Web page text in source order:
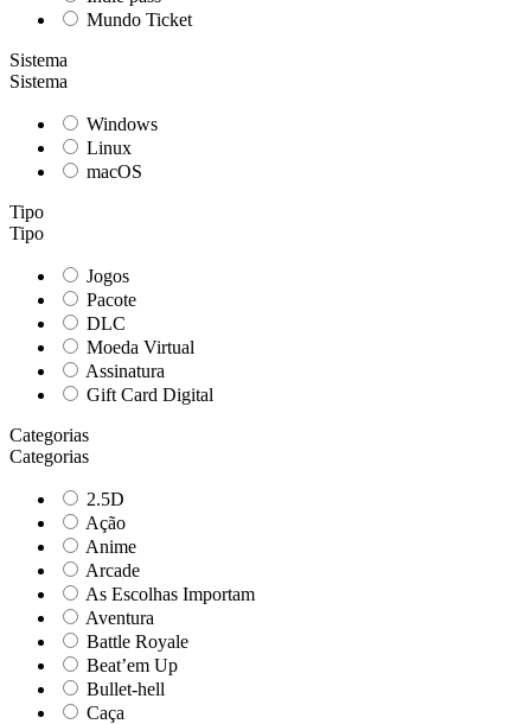
Mundo Ticket
Sistema
Sistema
Windows
Linux
macOS
Tipo
Tipo
Jogos
Pacote
DLC
Moeda Virtual
Assinatura
Gift Card Digital
Categorias
Categorias
2.5D
Ação
Anime
Arcade
As Escolhas Importam
Aventura
Battle Royale
Beat’em Up
Bullet-hell
Caça